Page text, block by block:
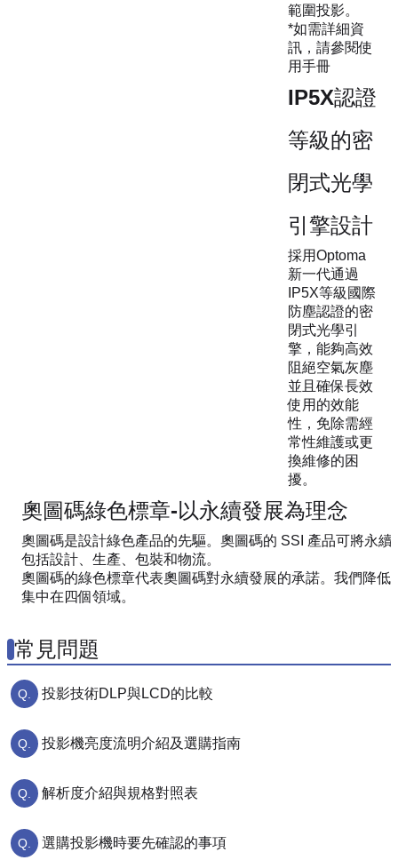
範圍投影。
*如需詳細資
訊，請參閱使
用手冊
IP5X認證
等級的密
閉式光學
引擎設計
採用Optoma
新一代通過
IP5X等級國際
防塵認證的密
閉式光學引
擎，能夠高效
阻絕空氣灰塵
並且確保長效
使用的效能
性，免除需經
常性維護或更
換維修的困
擾。
奧圖碼綠色標章-以永續發展為理念
奧圖碼是設計綠色產品的先驅。奧圖碼的 SSI 產品可將永
包括設計、生產、包裝和物流。
奧圖碼的綠色標章代表奧圖碼對永續發展的承諾。我們降低
集中在四個領域。
常見問題
投影技術DLP與LCD的比較
投影機亮度流明介紹及選購指南
解析度介紹與規格對照表
選購投影機時要先確認的事項